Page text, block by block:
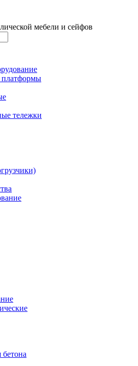
мебели и сейфов
платформы
тележки